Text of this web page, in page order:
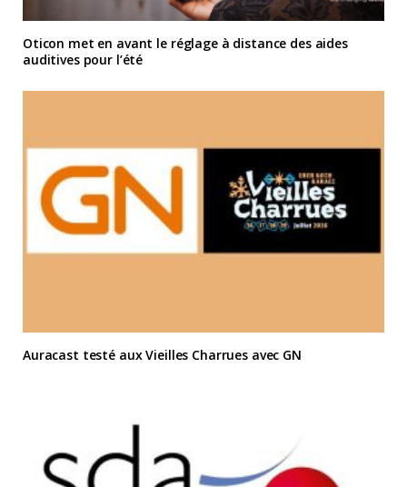
Oticon met en avant le réglage à distance des aides
auditives pour l’été
Auracast testé aux Vieilles Charrues avec GN